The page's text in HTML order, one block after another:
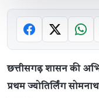
छत्तीसगढ़ शासन की
प्रथम ज्योतिर्लिंग